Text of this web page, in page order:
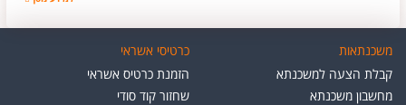
משכנתאות
קבלת הצעה למשכנתא
מחשבון משכנתא
כרטיסי אשראי
הזמנת כרטיס אשראי
שחזור קוד סודי